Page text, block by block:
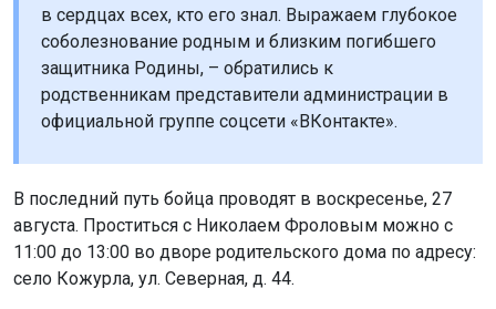
в сердцах всех, кто его знал. Выражаем глубокое
соболезнование родным и близким погибшего
защитника Родины, – обратились к
родственникам представители администрации в
официальной группе соцсети «ВКонтакте».
В последний путь бойца проводят в воскресенье, 27
августа. Проститься с Николаем Фроловым можно с
11:00 до 13:00 во дворе родительского дома по адресу:
село Кожурла, ул. Северная, д. 44.